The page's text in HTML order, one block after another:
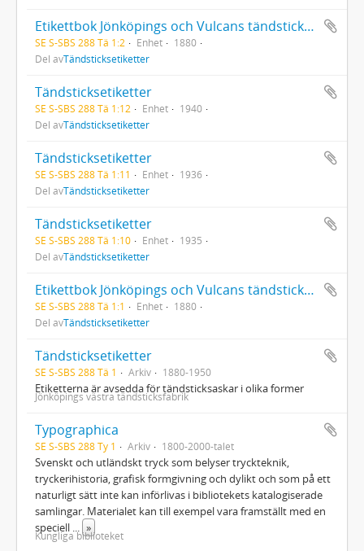
Etikettbok Jönköpings och Vulcans tändsticksfabriksaktiebolag 1507-3540
SE S-SBS 288 Tä 1:2 Enhet
1880
Del avTändsticksetiketter
Tändsticksetiketter
SE S-SBS 288 Tä 1:12 Enhet
1940
Del avTändsticksetiketter
Tändsticksetiketter
SE S-SBS 288 Tä 1:11 Enhet
1936
Del avTändsticksetiketter
Tändsticksetiketter
SE S-SBS 288 Tä 1:10 Enhet
1935
Del avTändsticksetiketter
Etikettbok Jönköpings och Vulcans tändsticksfabriksaktiebolag 1-1506
SE S-SBS 288 Tä 1:1 Enhet
1880
Del avTändsticksetiketter
Tändsticksetiketter
SE S-SBS 288 Tä 1 Arkiv 1880-1950
Etiketterna är avsedda för tändsticksaskar i olika former
Jönköpings västra tändsticksfabrik
Typographica
SE S-SBS 288 Ty 1 Arkiv 1800-2000-talet
Svenskt och utländskt tryck som belyser tryckteknik,
tryckerihistoria, grafisk formgivning och dylikt och som på ett
naturligt sätt inte kan införlivas i bibliotekets katalogiserade
samlingar. Materialet kan till exempel vara framställt med en
speciell
»
Kungliga biblioteket